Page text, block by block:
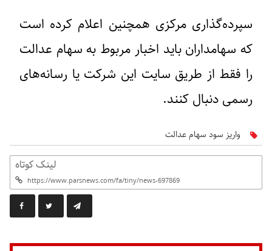
سپرده‌گذاری مرکزی همچنین اعلام کرده است
که سهامداران باید اخبار مربوط به سهام عدالت
را فقط از طریق سایت این شرکت یا رسانه‌های
رسمی دنبال کنند.
واریز سود سهام عدالت
لینک کوتاه